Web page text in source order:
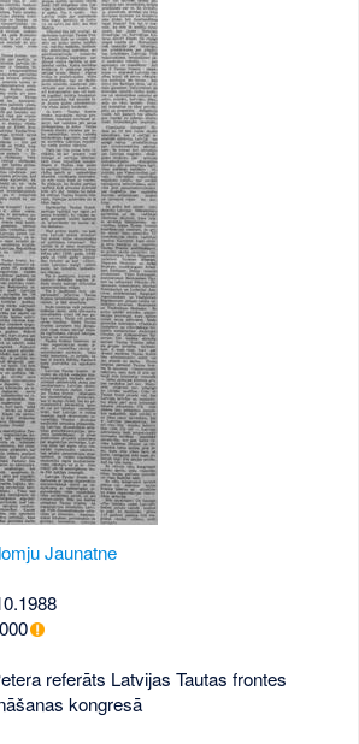
Jaunatne
referāts Latvijas Tautas frontes
kongresā